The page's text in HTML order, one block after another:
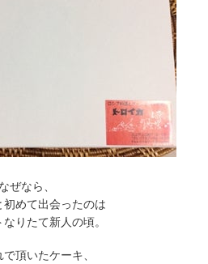
なぜなら、
初めて出会ったのは
りたて新人の頃。
頂いたケーキ、